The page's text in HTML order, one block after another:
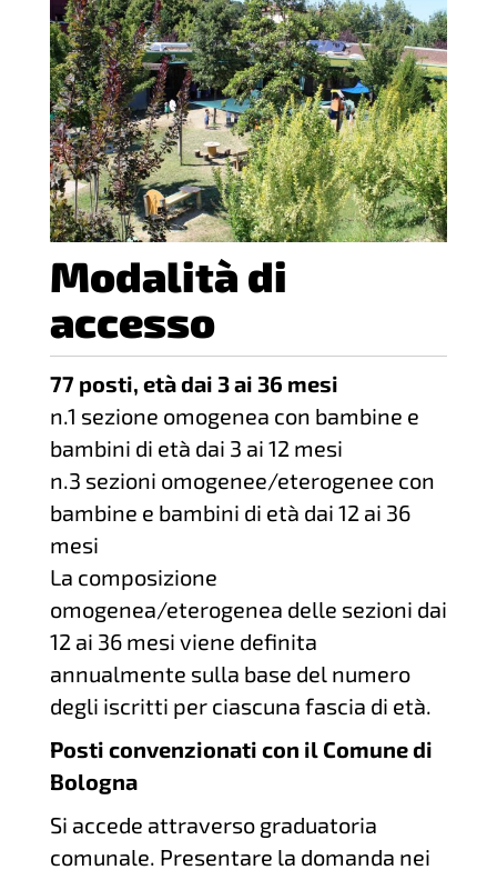
Modalità di
accesso
77 posti, età dai 3 ai 36 mesi
n.1 sezione omogenea con bambine e
bambini di età dai 3 ai 12 mesi
n.3 sezioni omogenee/eterogenee con
bambine e bambini di età dai 12 ai 36
mesi
La composizione
omogenea/eterogenea delle sezioni dai
12 ai 36 mesi viene definita
annualmente sulla base del numero
degli iscritti per ciascuna fascia di età.
Posti convenzionati con il Comune di
Bologna
Si accede attraverso graduatoria
comunale. Presentare la domanda nei